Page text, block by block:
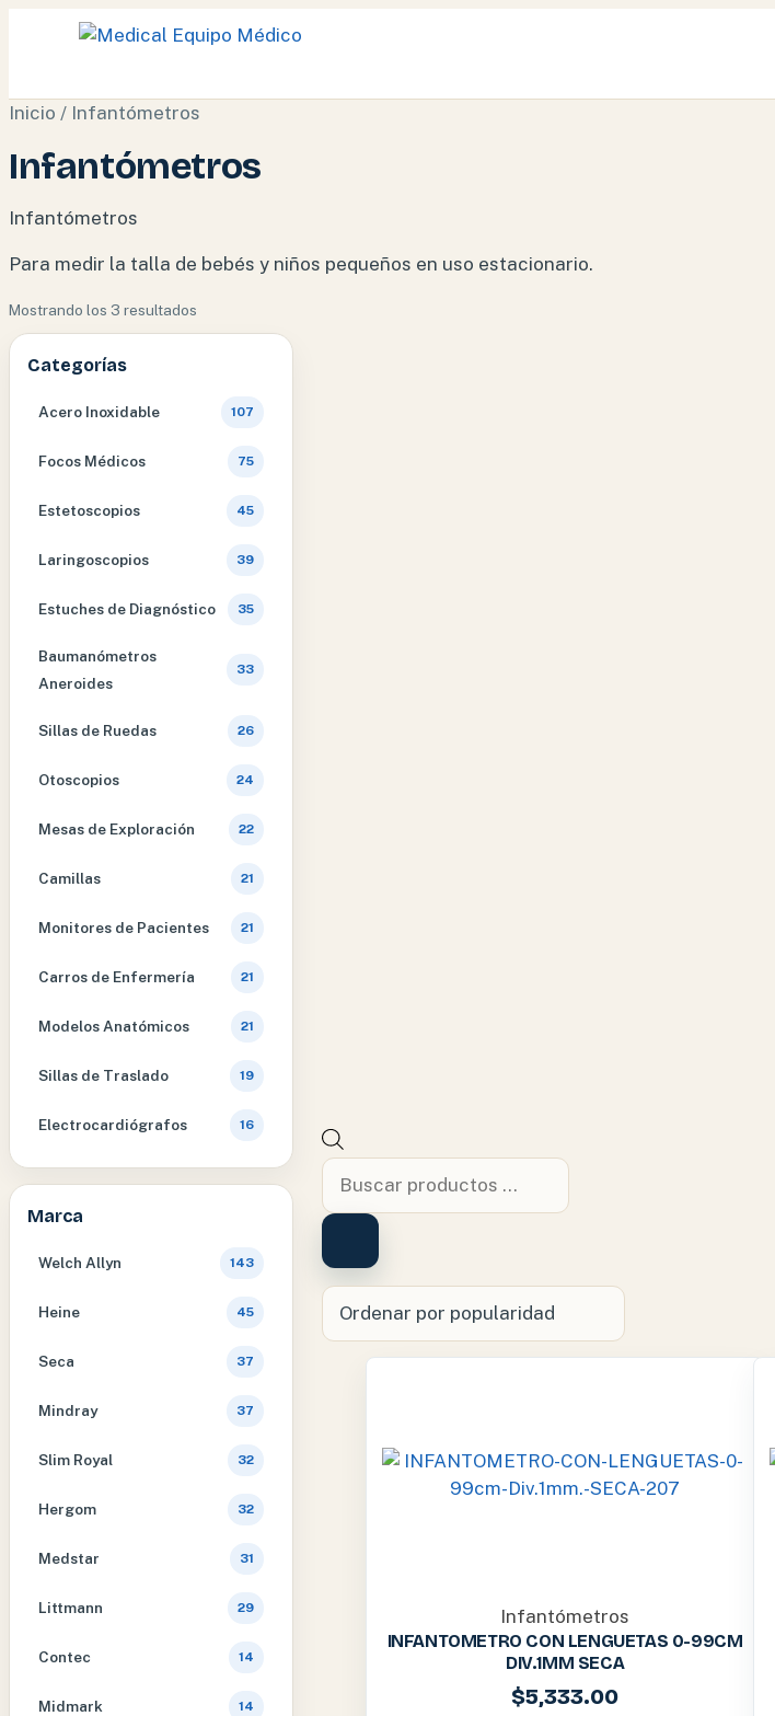
Ir
contenido
Inicio / Infantómetros
Infantómetros
Infantómetros
Para medir la talla de bebés y niños pequeños en uso estacionario.
Mostrando los 3 resultados
por
Categorías
Acero Inoxidable 107
Focos Médicos 75
Estetoscopios 45
Laringoscopios 39
Estuches de Diagnóstico 35
Baumanómetros
Aneroides
33
Sillas de Ruedas 26
Otoscopios 24
Mesas de Exploración 22
Camillas 21
Monitores de Pacientes 21
Carros de Enfermería 21
Modelos Anatómicos 21
Sillas de Traslado 19
Electrocardiógrafos 16
Marca
Welch Allyn 143
Heine 45
Seca 37
Mindray 37
Slim Royal 32
Hergom 32
Medstar 31
Littmann 29
Contec 14
Midmark 14
Búsqueda
de
productos
Infantómetros
INFANTOMETRO CON LENGUETAS 0-99CM
DIV.1MM SECA
$5,333.00